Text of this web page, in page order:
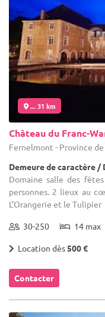
... 31 km
Château du Franc-
Fernelmont - Province
Demeure de caractère /
Domaine salle des
personnes. 2 lieux au
L’Orangerie et le Tulipier
30-250 14 max
Location dès500 €
Contacter